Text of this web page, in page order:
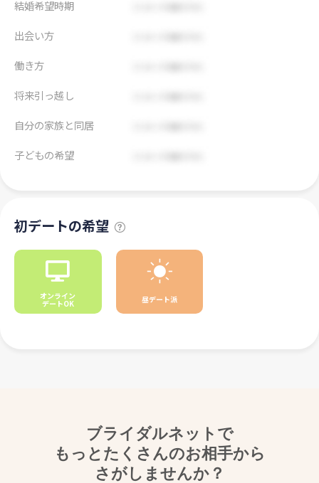
結婚希望時期
出会い方
働き方
将来引っ越し
自分の家族と同居
子どもの希望
初デートの希望
オンライン
デートOK 昼デート派
ブライダルネットで
もっとたくさんのお相手から
さがしませんか？